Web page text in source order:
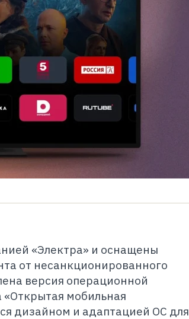
«Электра» и оснащены
от несанкционированного
версия операционной
«Открытая мобильная
дизайном и адаптацией ОС для